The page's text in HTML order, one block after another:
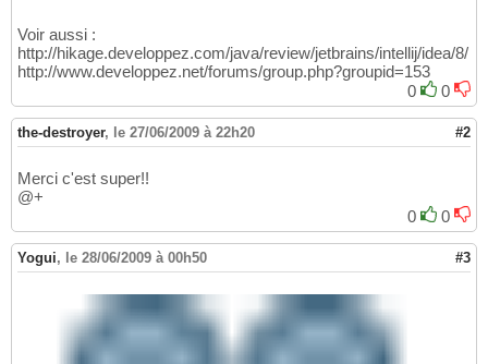
Voir aussi :
http://hikage.developpez.com/java/review/jetbrains/intellij/idea/8/
http://www.developpez.net/forums/group.php?groupid=153
0
0
the-destroyer, le 27/06/2009 à 22h20 #2
Merci c'est super!!
@+
0
0
Yogui, le 28/06/2009 à 00h50 #3